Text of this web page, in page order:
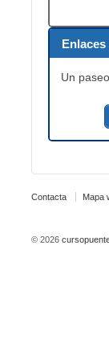
Un
Contacta Mapa
© 2026